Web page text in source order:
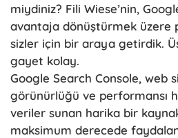
miydiniz? Fili Wiese’nin,
avantaja dönüştürmek üzere
sizler için bir araya getirdik.
gayet kolay.
Google Search Console, web
görünürlüğü ve performansı
veriler sunan harika bir
maksimum derecede